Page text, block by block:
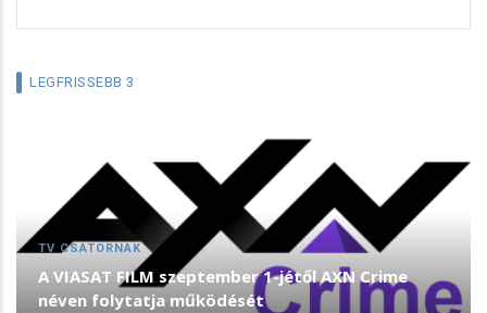
LEGFRISSEBB 3
TV CSATORNÁK
A VIASAT FILM szeptember 1-jétől AXN Crime
néven folytatja működését